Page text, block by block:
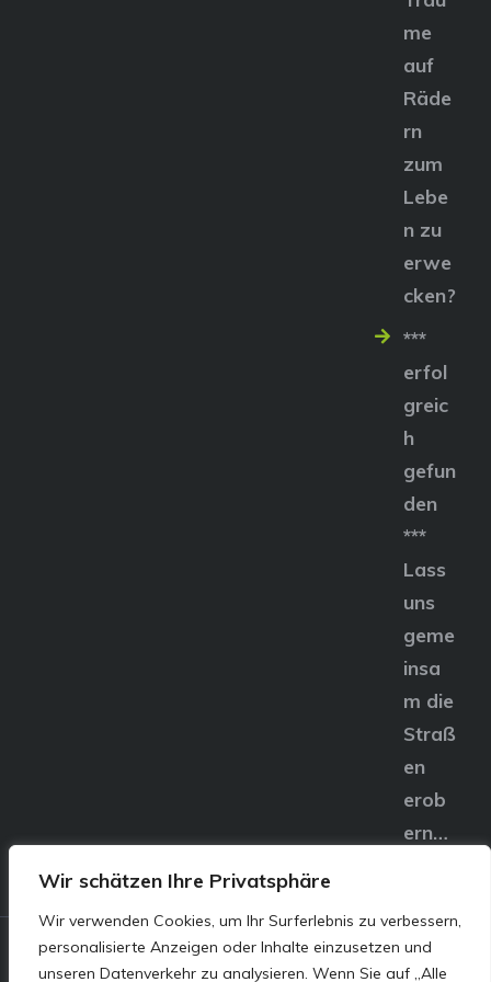
Wir schätzen Ihre Privatsphäre
Wir verwenden Cookies, um Ihr Surferlebnis zu verbessern,
personalisierte Anzeigen oder Inhalte einzusetzen und
unseren Datenverkehr zu analysieren. Wenn Sie auf „Alle
me
auf
Räde
rn
zum
Lebe
n zu
erwe
cken?
***
erfol
greic
h
gefun
den
***
Lass
uns
geme
insa
m die
Straß
en
erob
ern…
© E&S Motors GmbH,